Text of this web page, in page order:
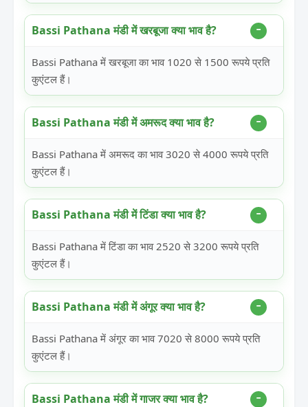
Bassi Pathana मंडी में खरबूजा क्या भाव है?
Bassi Pathana में खरबूजा का भाव 1020 से 1500 रूपये प्रति
कुएंटल हैं।
Bassi Pathana मंडी में अमरूद क्या भाव है?
Bassi Pathana में अमरूद का भाव 3020 से 4000 रूपये प्रति
कुएंटल हैं।
Bassi Pathana मंडी में टिंडा क्या भाव है?
Bassi Pathana में टिंडा का भाव 2520 से 3200 रूपये प्रति
कुएंटल हैं।
Bassi Pathana मंडी में अंगूर क्या भाव है?
Bassi Pathana में अंगूर का भाव 7020 से 8000 रूपये प्रति
कुएंटल हैं।
Bassi Pathana मंडी में गाजर क्या भाव है?